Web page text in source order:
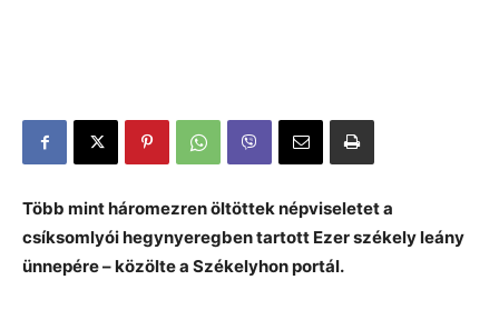
Több mint háromezren öltöttek népviseletet a
csíksomlyói hegynyeregben tartott Ezer székely leány
ünnepére – közölte a Székelyhon portál.